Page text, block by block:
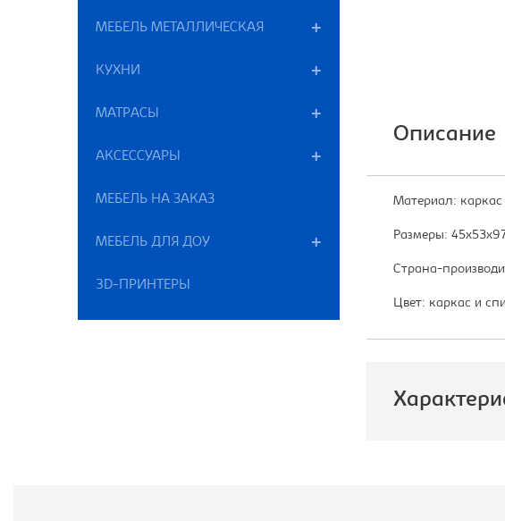
МЕБЕЛЬ МЕТАЛЛИЧЕСКАЯ
КУХНИ
МАТРАСЫ
АКСЕССУАРЫ
МЕБЕЛЬ НА ЗАКАЗ
МЕБЕЛЬ ДЛЯ ДОУ
3D-ПРИНТЕРЫ
Описание
Материал: каркас
Размеры:
Страна-
Цвет: каркас и